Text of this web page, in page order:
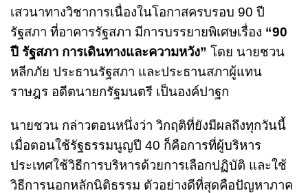
เสวนาทางวิชาการเนื่องในโอกาสครบรอบ 90 ปี
รัฐสภา ที่อาคารรัฐสภา มีการบรรยายพิเศษเรื่อง “90
ปี รัฐสภา การเดินทางและความหวัง” โดย นายชวน
หลีกภัย ประธานรัฐสภา และประธานสภาผู้แทน
ราษฎร อดีตนายกรัฐมนตรี เป็นองค์ปาฐก
นายชวน กล่าวตอนหนึ่งว่า วิกฤติที่ยังมีผลถึงทุกวันนี้
เมื่อตอนใช้รัฐธรรมนูญปี 40 ก็คือการที่ผู้บริหาร
ประเทศใช้วิธีการบริหารด้วยการเลือกปฏิบัติ และใช้
วิธีการนอกหลักนิติธรรม ตัวอย่างดีที่สุดคือปัญหาภาค